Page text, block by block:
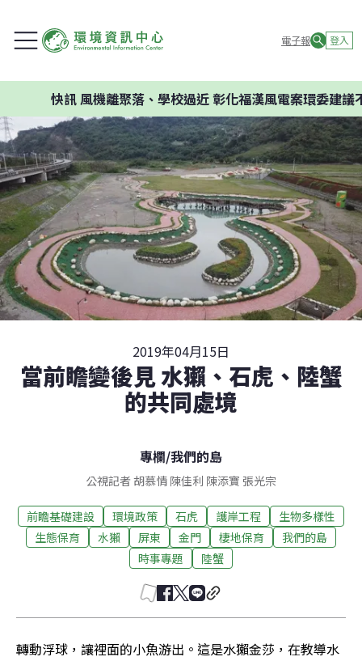
電子報 登入
風機離聚落、學校過近 彰化福漢風電案環委建議不應開發
2019年04月15日
當前瞻變後見 水獺、石虎、陸蟹
的共同處境
專欄/我們的島
公視記者 胡慕情 陳佳利 陳添寶 張光宗
前瞻基礎建設 環境政策 石虎 護岸工程
生物多樣性
生態保育
水獺 屏東 金門 棲地保育
我們的島
時事專題
陸蟹
轉動浮球，讓裡面的小魚游出。這是水獺金莎，在教導水